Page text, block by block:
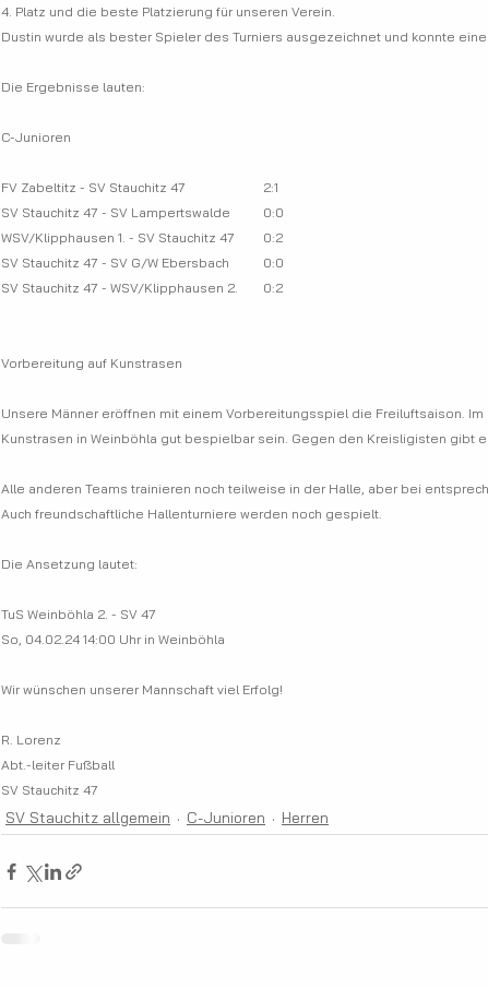
4. Platz und die beste Platzierung für unseren Verein.
Dustin wurde als bester Spieler des Turniers ausgezeichnet und konnte
Die Ergebnisse lauten:
C-Junioren
FV Zabeltitz - SV Stauchitz 47
2:1
SV Stauchitz 47 - SV Lampertswalde	0:0
WSV/Klipphausen 1. - SV Stauchitz 47	0:2
SV Stauchitz 47 - SV G/W Ebersbach	0:0
SV Stauchitz 47 - WSV/Klipphausen 2.	0:2
Vorbereitung auf Kunstrasen
Unsere Männer eröffnen mit einem Vorbereitungsspiel die Freiluftsaison.
Kunstrasen in Weinböhla gut bespielbar sein. Gegen den Kreisligisten gibt
Alle anderen Teams trainieren noch teilweise in der Halle, aber bei
Auch freundschaftliche Hallenturniere werden noch gespielt.
Die Ansetzung lautet:
TuS Weinböhla 2. - SV 47
So, 04.02.24 14:00 Uhr in Weinböhla
Wir wünschen unserer Mannschaft viel Erfolg!
R. Lorenz
Abt.-leiter Fußball
SV Stauchitz 47
SV Stauchitz allgemein C-Junioren Herren